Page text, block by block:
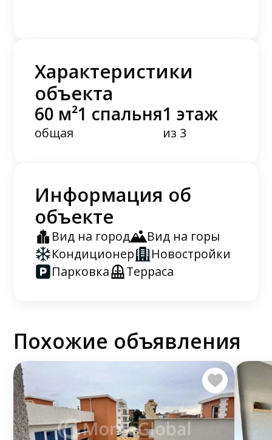
Характеристики
объекта
60 м²
общая
1 спальня1 этаж
из 3
Информация об
объекте
Вид на город
Вид на горы
Кондиционер
Новостройки
Парковка
Терраса
Похожие объявления